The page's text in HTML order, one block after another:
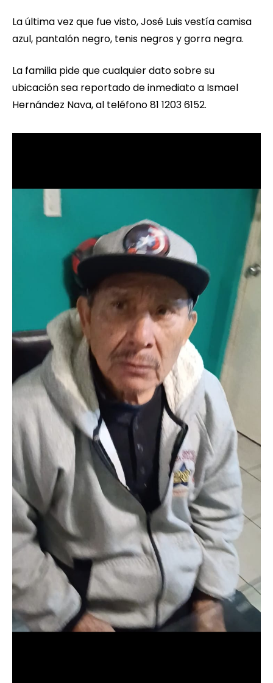
La última vez que fue visto, José Luis vestía camisa
azul, pantalón negro, tenis negros y gorra negra.
La familia pide que cualquier dato sobre su
ubicación sea reportado de inmediato a Ismael
Hernández Nava, al teléfono 81 1203 6152.